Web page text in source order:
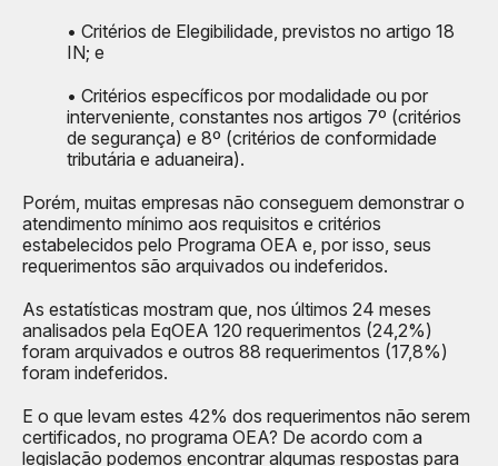
• Critérios de Elegibilidade, previstos no artigo 18
IN; e
• Critérios específicos por modalidade ou por
interveniente, constantes nos artigos 7º (critérios
de segurança) e 8º (critérios de conformidade
tributária e aduaneira).
Porém, muitas empresas não conseguem demonstrar o
atendimento mínimo aos requisitos e critérios
estabelecidos pelo Programa OEA e, por isso, seus
requerimentos são arquivados ou indeferidos.
As estatísticas mostram que, nos últimos 24 meses
analisados pela EqOEA 120 requerimentos (24,2%)
foram arquivados e outros 88 requerimentos (17,8%)
foram indeferidos.
E o que levam estes 42% dos requerimentos não serem
certificados, no programa OEA? De acordo com a
legislação podemos encontrar algumas respostas para